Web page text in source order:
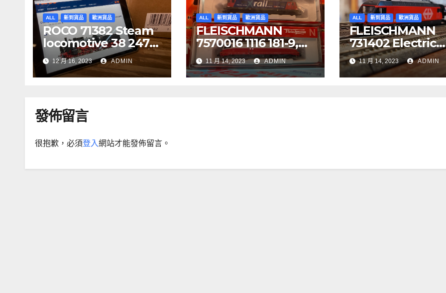
ALL 新到貨品 歐洲貨品
ROCO 71382 Steam
locomotive 38 2471-
1, DR DCC 音效噴煙機
車12 月 16, 2023 ADMIN
ALL 新到貨品 歐洲貨品
FLEISCHMANN
7570016 1116 181-9,
CITYJET ÖBB
734197 Re 620 088-
5, SBB Cargo
11 月 14, 2023 ADMIN
ALL 新到貨品 歐洲貨品
FLEISCHMANN
731402 Electric
locomotive Re
SBB
11 月 14, 2023 ADMIN
發佈留言
很抱歉，必須登入網站才能發佈留言。